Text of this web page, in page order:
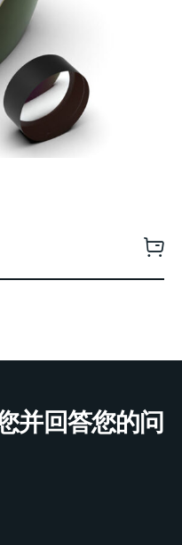
并回答您的问